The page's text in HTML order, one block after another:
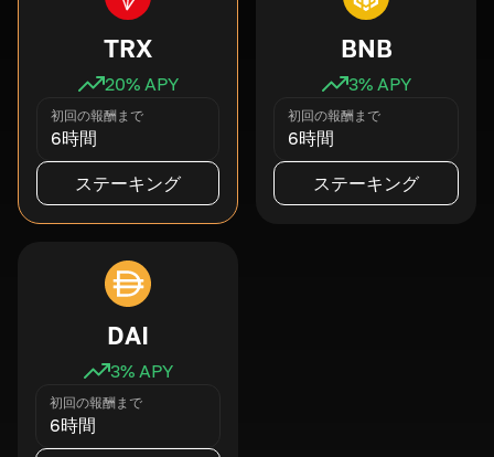
TRX
20% APY
初回の報酬まで
6時間
ステーキング
BNB
3% APY
初回の報酬まで
6時間
ステーキング
DAI
3% APY
初回の報酬まで
6時間